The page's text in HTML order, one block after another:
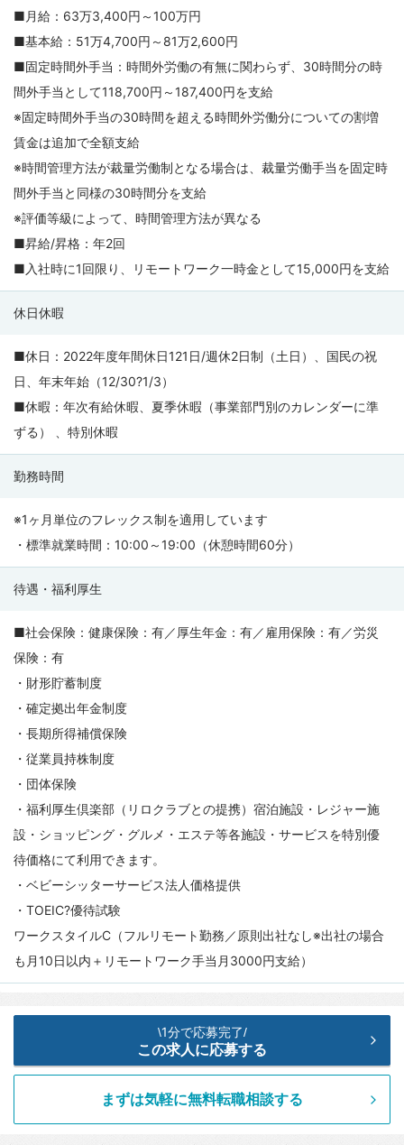
■月給：63万3,400円～100万円
■基本給：51万4,700円～81万2,600円
■固定時間外手当：時間外労働の有無に関わらず、30時間分の時
間外手当として118,700円～187,400円を支給
※固定時間外手当の30時間を超える時間外労働分についての割増
賃金は追加で全額支給
※時間管理方法が裁量労働制となる場合は、裁量労働手当を固定時
間外手当と同様の30時間分を支給
※評価等級によって、時間管理方法が異なる
■昇給/昇格：年2回
■入社時に1回限り、リモートワーク一時金として15,000円を支給
休日休暇
■休日：2022年度年間休日121日/週休2日制（土日）、国民の祝
日、年末年始（12/30?1/3）
■休暇：年次有給休暇、夏季休暇（事業部門別のカレンダーに準
ずる） 、特別休暇
勤務時間
※1ヶ月単位のフレックス制を適用しています
・標準就業時間：10:00～19:00（休憩時間60分）
待遇・福利厚生
■社会保険：健康保険：有／厚生年金：有／雇用保険：有／労災
保険：有
・財形貯蓄制度
・確定拠出年金制度
・長期所得補償保険
・従業員持株制度
・団体保険
・福利厚生倶楽部（リロクラブとの提携）宿泊施設・レジャー施
設・ショッピング・グルメ・エステ等各施設・サービスを特別優
待価格にて利用できます。
・ベビーシッターサービス法人価格提供
・TOEIC?優待試験
ワークスタイルC（フルリモート勤務／原則出社なし※出社の場合
も月10日以内＋リモートワーク手当月3000円支給）
まずは気軽に無料転職相談する
\1分で応募完了/
この求人に応募する